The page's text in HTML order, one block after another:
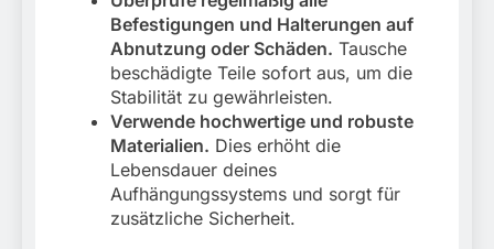
Befestigungen und Halterungen auf
Abnutzung oder Schäden. Tausche
beschädigte Teile sofort aus, um die
Stabilität zu gewährleisten.
Verwende hochwertige und robuste
Materialien. Dies erhöht die
Lebensdauer deines
Aufhängungssystems und sorgt für
zusätzliche Sicherheit.